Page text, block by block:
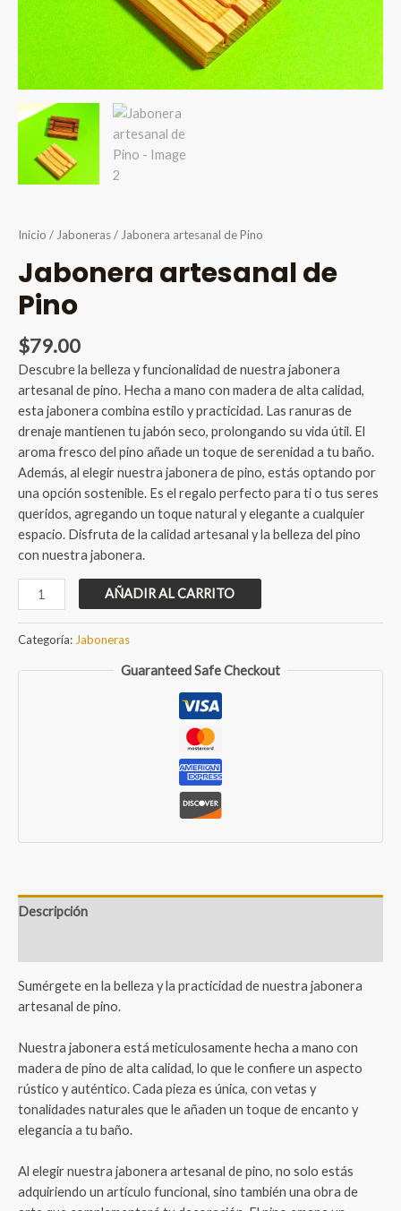
Inicio / Jaboneras/ Jabonera artesanal de Pino
Jabonera artesanal de
Pino
$79.00
Descubre la belleza y funcionalidad de nuestra jabonera
artesanal de pino. Hecha a mano con madera de alta calidad,
esta jabonera combina estilo y practicidad. Las ranuras de
drenaje mantienen tu jabón seco, prolongando su vida útil. El
aroma fresco del pino añade un toque de serenidad a tu baño.
Además, al elegir nuestra jabonera de pino, estás optando por
una opción sostenible. Es el regalo perfecto para ti o tus seres
queridos, agregando un toque natural y elegante a cualquier
espacio. Disfruta de la calidad artesanal y la belleza del pino
con nuestra jabonera.
Jabonera
artesanal
cantidad
AÑADIR AL CARRITO
Categoría: Jaboneras
Guaranteed Safe Checkout
Descripción
Sumérgete en la belleza y la practicidad de nuestra jabonera
artesanal de pino.
Nuestra jabonera está meticulosamente hecha a mano con
madera de pino de alta calidad, lo que le confiere un aspecto
rústico y auténtico. Cada pieza es única, con vetas y
tonalidades naturales que le añaden un toque de encanto y
elegancia a tu baño.
Al elegir nuestra jabonera artesanal de pino, no solo estás
adquiriendo un artículo funcional, sino también una obra de